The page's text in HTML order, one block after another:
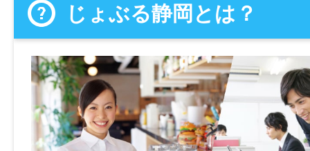
じょぶる静岡とは？